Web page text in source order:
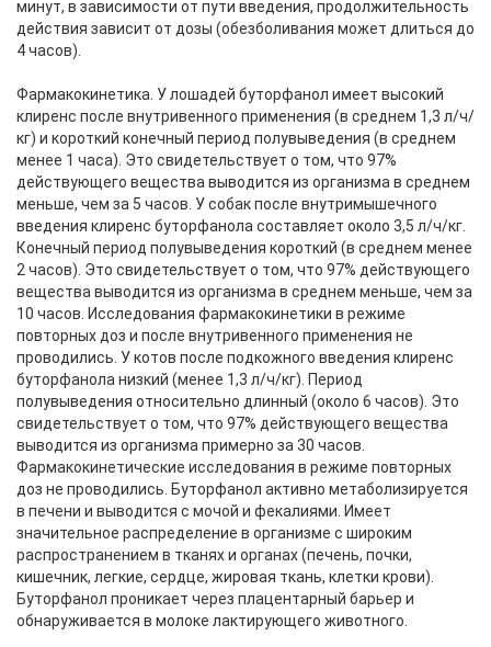
минут, в зависимости от пути введения, продолжительность
действия зависит от дозы (обезболивания может длиться до
4 часов).
Фармакокинетика. У лошадей буторфанол имеет высокий
клиренс после внутривенного применения (в среднем 1,3 л/ч/
кг) и короткий конечный период полувыведения (в среднем
менее 1 часа). Это свидетельствует о том, что 97%
действующего вещества выводится из организма в среднем
меньше, чем за 5 часов. У собак после внутримышечного
введения клиренс буторфанола составляет около 3,5 л/ч/кг.
Конечный период полувыведения короткий (в среднем менее
2 часов). Это свидетельствует о том, что 97% действующего
вещества выводится из организма в среднем меньше, чем за
10 часов. Исследования фармакокинетики в режиме
повторных доз и после внутривенного применения не
проводились. У котов после подкожного введения клиренс
буторфанола низкий (менее 1,3 л/ч/кг). Период
полувыведения относительно длинный (около 6 часов). Это
свидетельствует о том, что 97% действующего вещества
выводится из организма примерно за 30 часов.
Фармакокинетические исследования в режиме повторных
доз не проводились. Буторфанол активно метаболизируется
в печени и выводится с мочой и фекалиями. Имеет
значительное распределение в организме с широким
распространением в тканях и органах (печень, почки,
кишечник, легкие, сердце, жировая ткань, клетки крови).
Буторфанол проникает через плацентарный барьер и
обнаруживается в молоке лактирующего животного.